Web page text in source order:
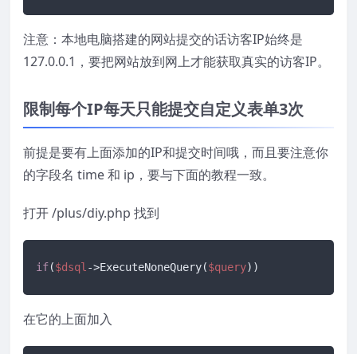
注意：本地电脑搭建的网站提交的话访客IP始终是
127.0.0.1，要把网站放到网上才能获取真实的访客IP。
限制每个IP每天只能提交自定义表单3次
前提是要有上面添加的IP和提交时间哦，而且要注意你
的字段名 time 和 ip，要与下面的教程一致。
打开 /plus/diy.php 找到
if($dsql->ExecuteNoneQuery($query))
在它的上面加入